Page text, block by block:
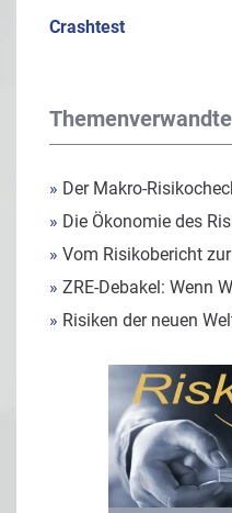
Crashtest
» Der Makro-
» Die Ökonomie des
» Vom Risikobericht
» ZRE-Debakel: Wenn
» Risiken der neuen